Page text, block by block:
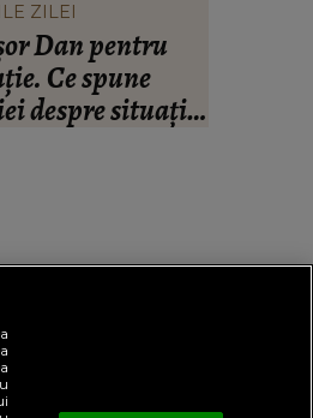
ZILEI
Dan pentru
Ce spune
despre situația